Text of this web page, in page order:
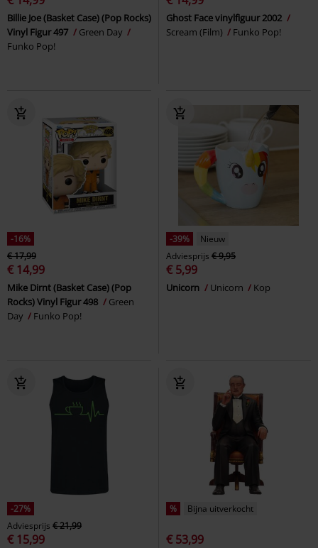
Billie Joe (Basket Case) (Pop Rocks)
Vinyl Figur 497
Green Day
Funko Pop!
Ghost Face vinylfiguur 2002
Scream (Film)
Funko Pop!
-16%
€ 17,99
€ 14,99
Mike Dirnt (Basket Case) (Pop
Rocks) Vinyl Figur 498
Green
Day
Funko Pop!
-39%
Nieuw
Adviesprijs € 9,95
€ 5,99
Unicorn Unicorn Kop
-27%
Adviesprijs € 21,99
€ 15,99
% Bijna uitverkocht
€ 53,99